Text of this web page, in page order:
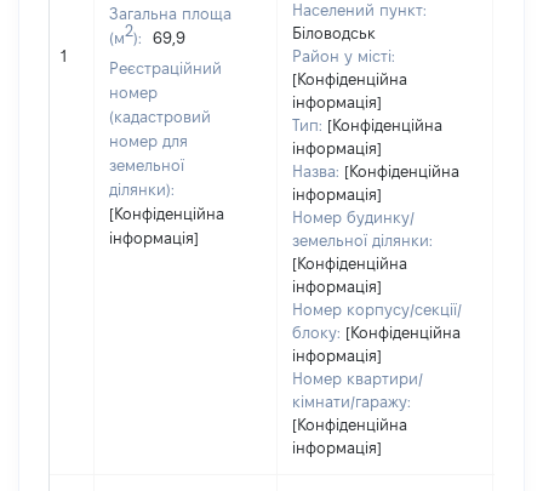
1
Загальна площа
(м2):
69,9
Реєстраційний
номер
(кадастровий
номер для
земельної
ділянки):
[Конфіденційна
інформація]
Населений пункт:
Біловодськ
Район у місті:
[Конфіденційна
інформація]
Тип: [Конфіденційна
інформація]
Назва: [Конфіденційна
інформація]
Номер будинку/
земельної ділянки:
[Конфіденційна
інформація]
Номер корпусу/секції/
блоку: [Конфіденційна
інформація]
Номер квартири/
кімнати/гаражу:
[Конфіденційна
інформація]